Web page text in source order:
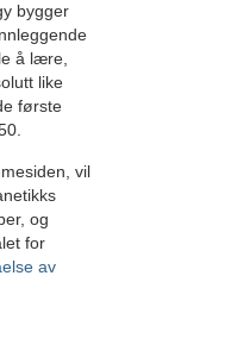
bygger
å lære,
like
første
vil
og
for
av